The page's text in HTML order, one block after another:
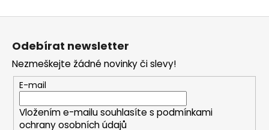
Odebírat newsletter
Nezmeškejte žádné novinky či slevy!
E-mail
Vložením e-mailu souhlasíte s podmínkami
ochrany osobních údajů